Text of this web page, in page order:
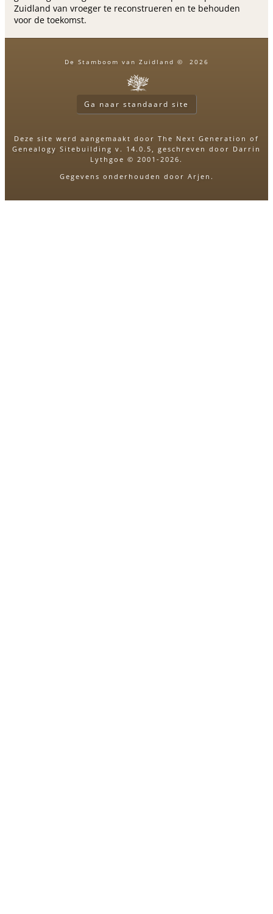
Zuidland van vroeger te reconstrueren en te behouden
voor de toekomst.
De Stamboom van Zuidland © 2026
Ga naar standaard site
Deze site werd aangemaakt door The Next Generation of
Genealogy Sitebuilding v. 14.0.5, geschreven door Darrin
Lythgoe © 2001-2026.
Gegevens onderhouden door Arjen .